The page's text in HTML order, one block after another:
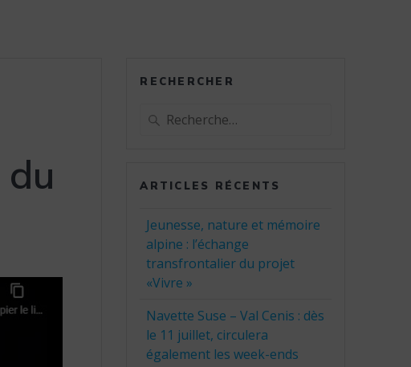
RECHERCHER
Recherche
pour
ARTICLES RÉCENTS
Jeunesse, nature et mémoire
alpine : l’échange
transfrontalier du projet
«Vivre »
Navette Suse – Val Cenis : dès
le 11 juillet, circulera
également les week-ends